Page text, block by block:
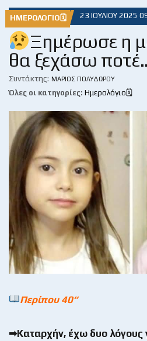
ΗΜΕΡΟΛΌΓΙΟ🗓 23 ΙΟΥΛΊΟΥ 2025
Ξημέρωσε η
θα ξεχάσω
Συντάκτης: ΜΆΡΙΟΣ ΠΟΛΥΔΏΡΟΥ
Όλες οι κατηγορίες: Ημερολόγιο🗓
Περίπου 40“
➡Καταρχήν, έχω δυο λόγους